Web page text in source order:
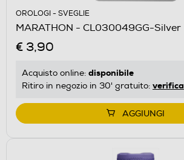
OROLOGI - SVEGLIE
MARATHON - CL030049GG-Silver
€ 3,90
Acquisto online: disponibile
Ritiro in negozio in 30' gratuito: verifica
AGGIUNGI